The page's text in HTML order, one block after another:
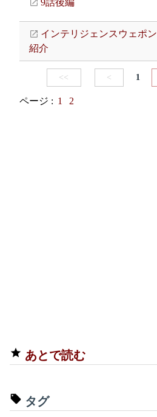
インテリジェンスウェポン
紹介
<< < 1
ページ : 1 2
あとで読む
タグ